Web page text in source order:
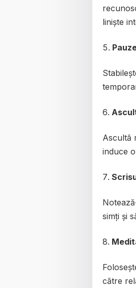
liniște
Ascultă
induce
simți și
către